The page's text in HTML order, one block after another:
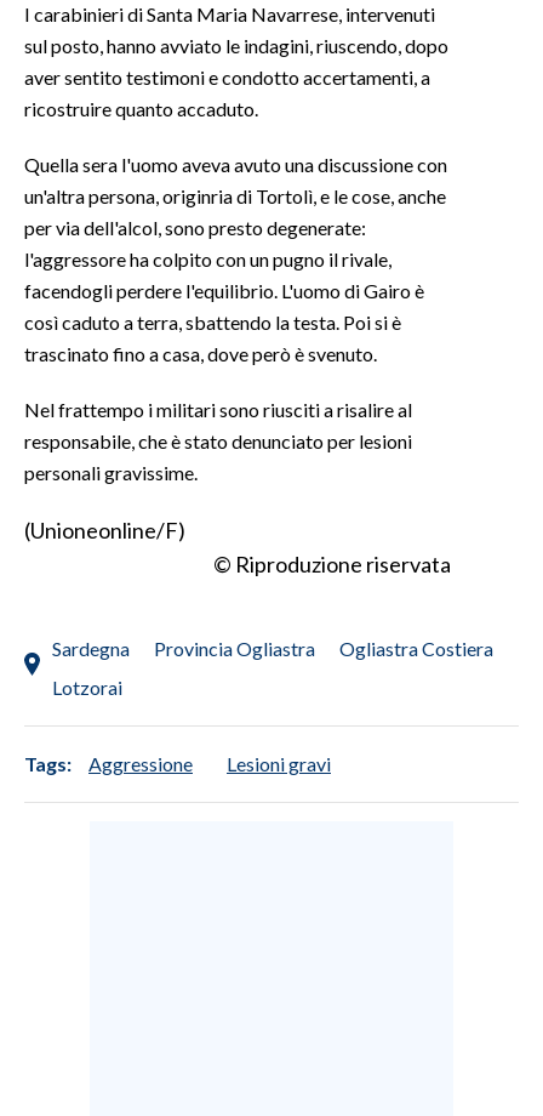
NOTIZIE
EVENTI
#CARAUNIONE
3 MINUTI CON
INSULARITÀ
INFO AZIENDE
ABBONATI
NECROLOGI
PUBBLICITÀ
SPIAGGE
I carabinieri di Santa Maria Navarrese, intervenuti
sul posto, hanno avviato le indagini, riuscendo, dopo
aver sentito testimoni e condotto accertamenti, a
ricostruire quanto accaduto.
Quella sera l'uomo aveva avuto una discussione con
un'altra persona, originria di Tortolì, e le cose, anche
per via dell'alcol, sono presto degenerate:
l'aggressore ha colpito con un pugno il rivale,
facendogli perdere l'equilibrio. L'uomo di Gairo è
così caduto a terra, sbattendo la testa. Poi si è
trascinato fino a casa, dove però è svenuto.
Nel frattempo i militari sono riusciti a risalire al
responsabile, che è stato denunciato per lesioni
personali gravissime.
(Unioneonline/F)
© Riproduzione riservata
Sardegna Provincia Ogliastra
Ogliastra Costiera
Lotzorai
Tags: Aggressione Lesioni gravi